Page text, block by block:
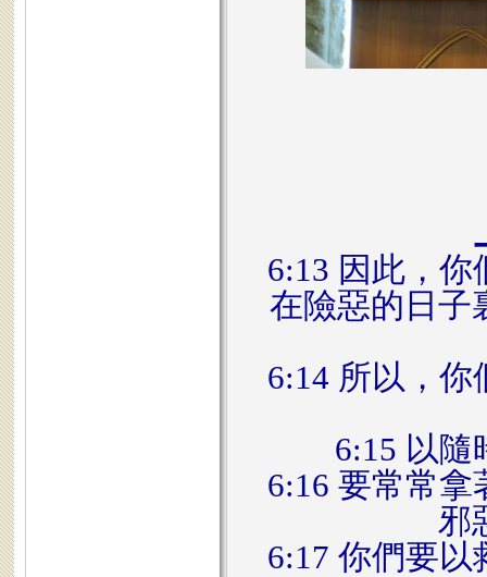
6:13 因此，
在險惡的日子
6:14 所以，
6:15 以
6:16 要常常
邪
6:17 你們要